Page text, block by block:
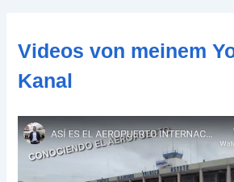
s
e
Videos von meinem
Kanal